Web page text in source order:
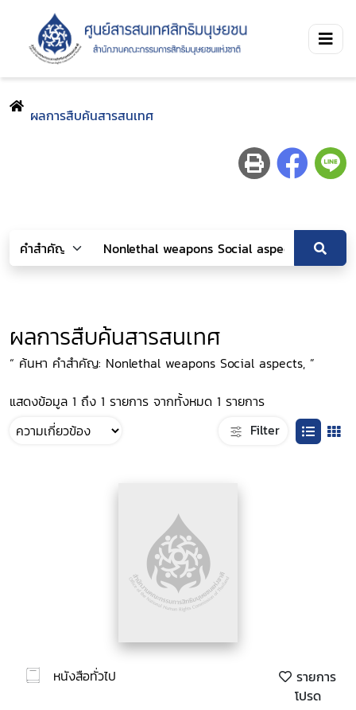
ผลการสืบค้นสารสนเทศ
ผลการสืบค้นสารสนเทศ
“ ค้นหา คำสำคัญ: Nonlethal weapons Social aspects, ”
แสดงข้อมูล 1 ถึง 1 รายการ จากทั้งหมด 1 รายการ
Filter
หนังสือทั่วไป
รายการ
โปรด